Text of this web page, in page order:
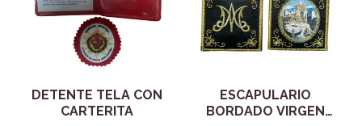
DETENTE TELA CON
CARTERITA
ESCAPULARIO
BORDADO VIRGEN